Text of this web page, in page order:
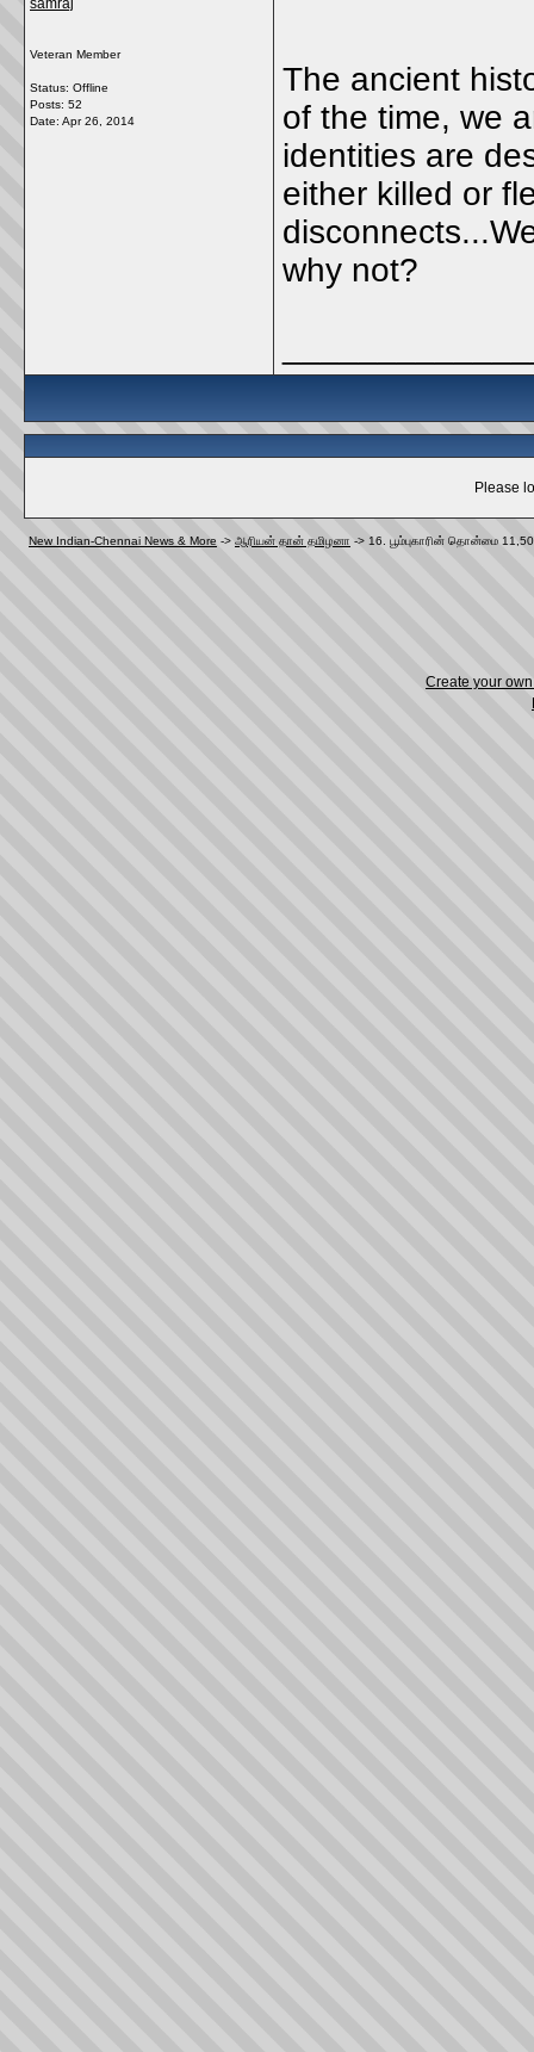
samraj
Veteran Member
Status: Offline
Posts: 52
Date: Apr 26, 2014
The ancient
of the time, we
identities are
either killed or
why not?
Please
New Indian-Chennai News & More -> ஆரியன் தான் தமிழனா -> 16. பூம்புகாரின் தொன்மை
Create your